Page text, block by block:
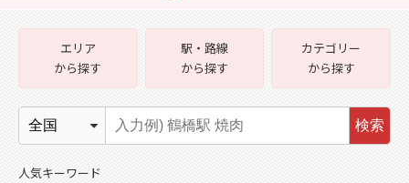
エリア
から探す
駅・路線
から探す
カテゴリー
から探す
検索
人気キーワード